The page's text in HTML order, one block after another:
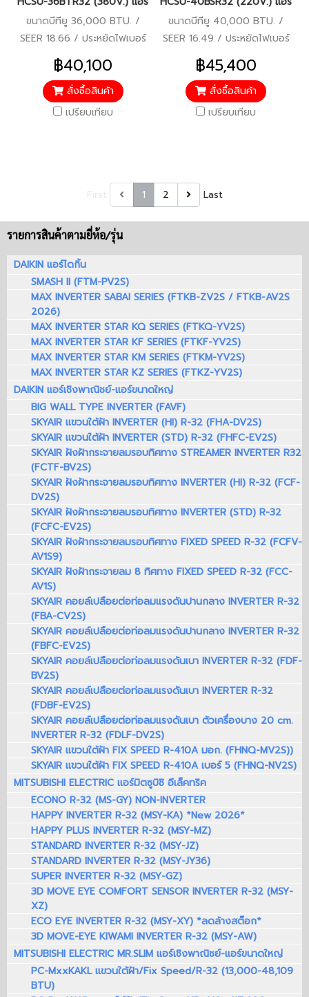
ขนาดบีทียู 36,000 BTU. /
SEER 18.66 / ประหยัดไฟเบอร์
5 / มอก.2134 2553 / รับ
ประกันคอมเพรสเซอร์ 5 ปี
อะไหล่อื่นๆ 5 ปี
฿40,100
สั่งซื้อสินค้า
เปรียบเทียบ
ขนาดบีทียู 40,000 BTU. /
SEER 16.49 / ประหยัดไฟเบอร์
5 / มอก.2134 2553 / รับ
ประกันคอมเพรสเซอร์ 5 ปี
อะไหล่อื่นๆ 5 ปี
฿45,400
สั่งซื้อสินค้า
เปรียบเทียบ
1 2 Last
รายการสินค้าตามยี่ห้อ/รุ่น
DAIKIN แอร์ไดกิ้น
SMASH II (FTM-PV2S)
MAX INVERTER SABAI SERIES (FTKB-ZV2S / FTKB-AV2S
2026)
MAX INVERTER STAR KQ SERIES (FTKQ-YV2S)
MAX INVERTER STAR KF SERIES (FTKF-YV2S)
MAX INVERTER STAR KM SERIES (FTKM-YV2S)
MAX INVERTER STAR KZ SERIES (FTKZ-YV2S)
DAIKIN แอร์เชิงพาณิชย์-แอร์ขนาดใหญ่
BIG WALL TYPE INVERTER (FAVF)
SKYAIR แขวนใต้ฝ้า INVERTER (HI) R-32 (FHA-DV2S)
SKYAIR แขวนใต้ฝ้า INVERTER (STD) R-32 (FHFC-EV2S)
SKYAIR ฝังฝ้ากระจายลมรอบทิศทาง STREAMER INVERTER R32
(FCTF-BV2S)
SKYAIR ฝังฝ้ากระจายลมรอบทิศทาง INVERTER (HI) R-32 (FCF-
DV2S)
SKYAIR ฝังฝ้ากระจายลมรอบทิศทาง INVERTER (STD) R-32
(FCFC-EV2S)
SKYAIR ฝังฝ้ากระจายลมรอบทิศทาง FIXED SPEED R-32 (FCFV-
AV1S9)
SKYAIR ฝังฝ้ากระจายลม 8 ทิศทาง FIXED SPEED R-32 (FCC-
AV1S)
SKYAIR คอยล์เปลือยต่อท่อลมแรงดันปานกลาง INVERTER R-32
(FBA-CV2S)
SKYAIR คอยล์เปลือยต่อท่อลมแรงดันปานกลาง INVERTER R-32
(FBFC-EV2S)
SKYAIR คอยล์เปลือยต่อท่อลมแรงดันเบา INVERTER R-32 (FDF-
BV2S)
SKYAIR คอยล์เปลือยต่อท่อลมแรงดันเบา INVERTER R-32
(FDBF-EV2S)
SKYAIR คอยล์เปลือยต่อท่อลมแรงดันเบา ตัวเครื่องบาง 20 cm.
INVERTER R-32 (FDLF-DV2S)
SKYAIR แขวนใต้ฝ้า FIX SPEED R-410A มอก. (FHNQ-MV2S))
SKYAIR แขวนใต้ฝ้า FIX SPEED R-410A เบอร์ 5 (FHNQ-NV2S)
MITSUBISHI ELECTRIC แอร์มิตซูบิชิ อีเล็คทริค
ECONO R-32 (MS-GY) NON-INVERTER
HAPPY INVERTER R-32 (MSY-KA) *New 2026*
HAPPY PLUS INVERTER R-32 (MSY-MZ)
STANDARD INVERTER R-32 (MSY-JZ)
STANDARD INVERTER R-32 (MSY-JY36)
SUPER INVERTER R-32 (MSY-GZ)
3D MOVE EYE COMFORT SENSOR INVERTER R-32 (MSY-
XZ)
ECO EYE INVERTER R-32 (MSY-XY) *ลดล้างสต็อก*
3D MOVE-EYE KIWAMI INVERTER R-32 (MSY-AW)
MITSUBISHI ELECTRIC MR.SLIM แอร์เชิงพาณิชย์-แอร์ขนาดใหญ่
PC-MxxKAKL แขวนใต้ฝ้า/Fix Speed/R-32 (13,000-48,109
BTU)